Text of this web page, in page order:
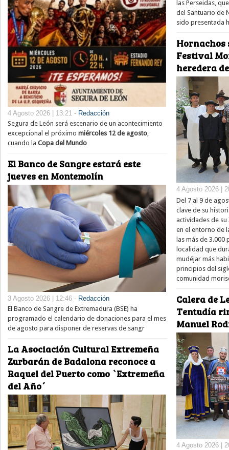
4 Agosto 2026 | 13:21 - Redacción
Segura de León será escenario de un acontecimiento
excepcional el próximo miércoles 12 de agosto
cuando la Copa del Mundo
El Banco de Sangre estará este
jueves en Montemolín
3 Agosto 2026 | 12:46 - Redacción
El Banco de Sangre de Extremadura (BSE) ha
programado el calendario de donaciones para el mes
de agosto para disponer de reservas de sangr
La Asociación Cultural Extremeña
Zurbarán de Badalona reconoce a
Raquel del Puerto como `Extremeña
del Año´
las Perseidas,
del Santuario de
sido presentada
Hornachos
Festival
heredera
4 Agosto 2026 |
Del 7 al 9 de
clave de su
actividades de
en el entorno de
las más de
localidad que
mudéjar más
principios del
comunidad
Calera de
Tentudía
Manuel
4 Agosto 2026 |